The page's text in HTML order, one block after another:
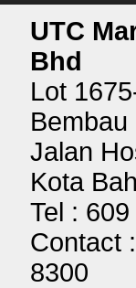
UTC
Bhd
Lot
Bembau
Jalan
Kota
Tel :
Contact
8300